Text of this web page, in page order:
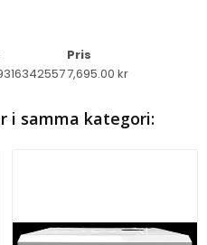
Pris
7,695.00 kr
i samma kategori: